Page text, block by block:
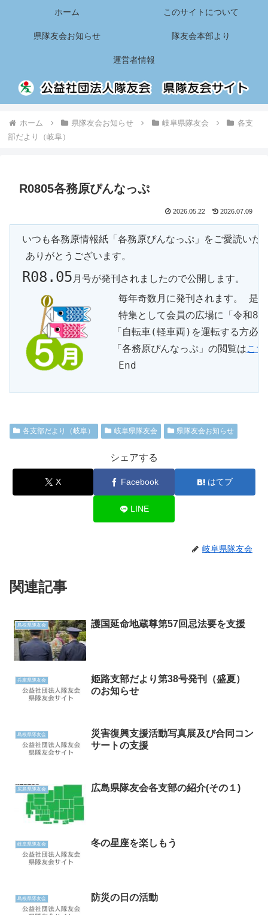
ホーム このサイトについて
県隊友会お知らせ 隊友会本部より
運営者情報
ホーム 県隊友会お知らせ 岐阜県隊友会
各支
部だより（岐阜）
R0805各務原ぴんなっぷ
2026.05.22 2026.07.09
いつも各務原情報紙「各務原ぴんなっぷ」をご愛読い
ありがとうございます。
R08.05月号が発刊されましたので公開します。
毎年奇数月に発刊されます。 是
特集として会員の広場に「令和8
「自転車(軽車両)を運転する方必
「各務原ぴんなっぷ」の閲覧はこち
End
各支部だより（岐阜） 岐阜県隊友会 県隊友会お知らせ
シェアする
X Facebook はてブ
LINE
岐阜県隊友会
関連記事
島根県隊友会 護国延命地蔵尊第57回忌法要を支援
兵庫県隊友会
姫路支部だより第38号発刊（盛夏）
のお知らせ
島根県隊友会
災害復興支援活動写真展及び合同コン
サートの支援
広島県隊友会 広島県隊友会各支部の紹介(その１)
岐阜県隊友会 冬の星座を楽しもう
島根県隊友会 防災の日の活動